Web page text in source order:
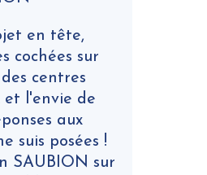
en tête,
cochées sur
centres
et l'envie de
aux
suis posées !
SAUBION sur